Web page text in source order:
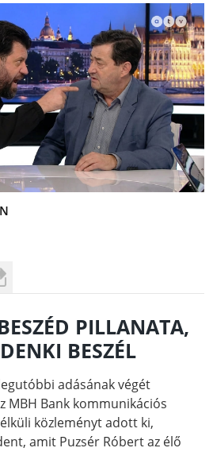
PILLANATA,
BESZÉL
adásának végét
MBH Bank kommunikációs
közleményt adott ki,
amit Puzsér Róbert az élő